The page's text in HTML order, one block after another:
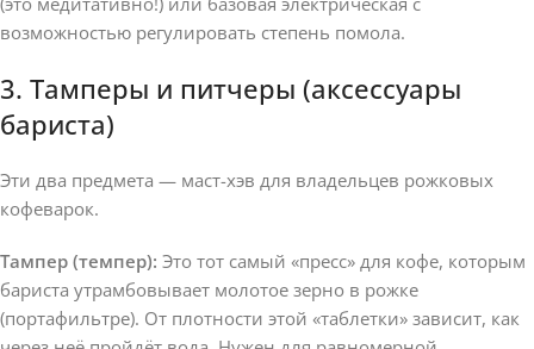
возможностью регулировать степень помола.
3. Тамперы и питчеры (аксессуары
бариста)
Эти два предмета — маст-хэв для владельцев рожковых
кофеварок.
Тампер (темпер): Это тот самый «пресс» для кофе, которым
бариста утрамбовывает молотое зерно в рожке
(портафильтре). От плотности этой «таблетки» зависит, как